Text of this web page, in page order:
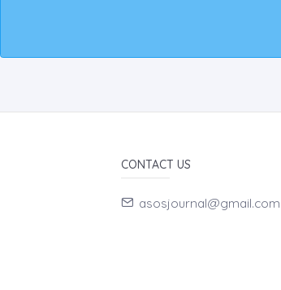
CONTACT US
asosjournal@gmail.com